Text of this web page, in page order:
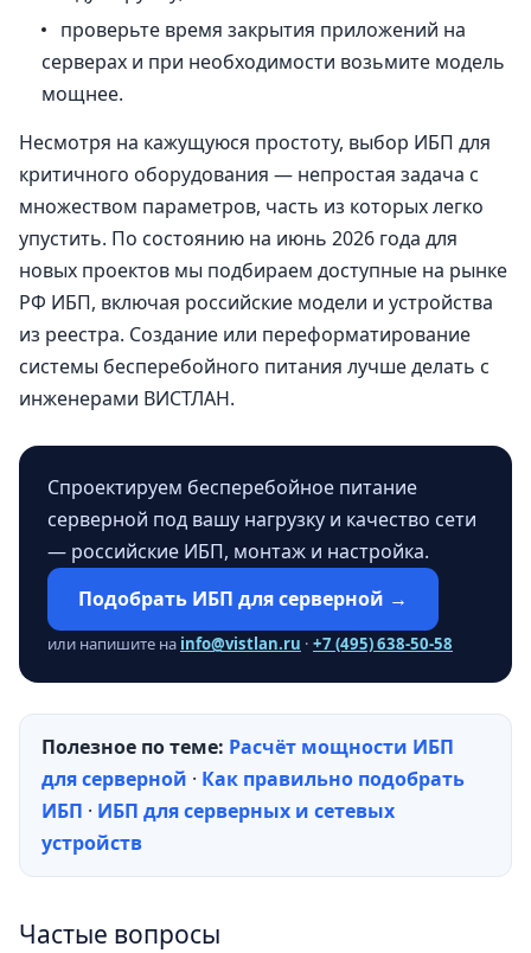
проверьте время закрытия приложений на
серверах и при необходимости возьмите модель
мощнее.
Несмотря на кажущуюся простоту, выбор ИБП для
критичного оборудования — непростая задача с
множеством параметров, часть из которых легко
упустить. По состоянию на июнь 2026 года для
новых проектов мы подбираем доступные на рынке
РФ ИБП, включая российские модели и устройства
из реестра. Создание или переформатирование
системы бесперебойного питания лучше делать с
инженерами ВИСТЛАН.
Спроектируем бесперебойное питание
серверной под вашу нагрузку и качество сети
— российские ИБП, монтаж и настройка.
Подобрать ИБП для серверной →
или напишите на info@vistlan.ru · +7 (495) 638-50-58
Полезное по теме: Расчёт мощности ИБП
для серверной · Как правильно подобрать
ИБП · ИБП для серверных и сетевых
устройств
Частые вопросы